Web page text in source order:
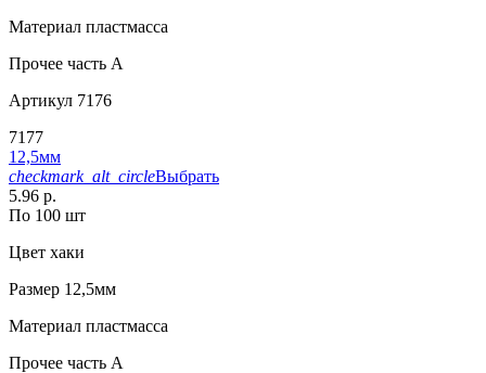
Материал пластмасса
Прочее часть A
Артикул 7176
7177
12,5мм
checkmark_alt_circleВыбрать
5.96 р.
По 100 шт
Цвет хаки
Размер 12,5мм
Материал пластмасса
Прочее часть A